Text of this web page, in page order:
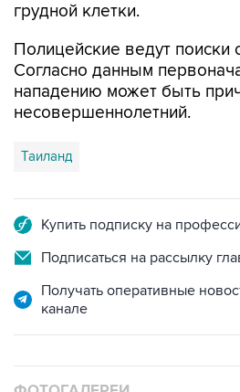
Полицейские ведут поиски
нападению может быть
несовершеннолетний.
Таиланд
Подписаться на рассылку
Получать оперативные